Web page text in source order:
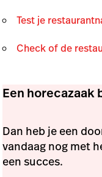
Test je
Check of de
Een horecazaak
Dan heb je een
vandaag nog met
een succes.